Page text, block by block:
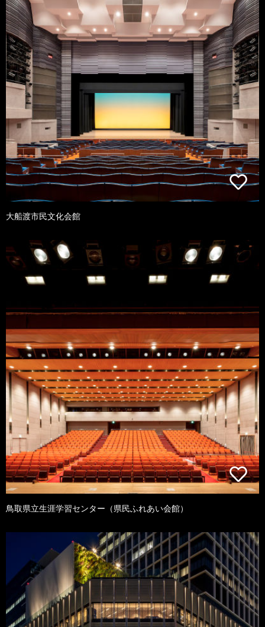
大船渡市民文化会館
鳥取県立生涯学習センター（県民ふれあい会館）